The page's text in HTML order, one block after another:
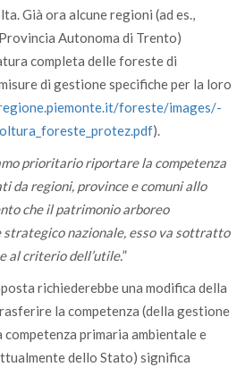
Già ora alcune regioni (ad es.,
Autonoma di Trento)
completa delle foreste di
di gestione specifiche per la loro
­foreste/­images/­
).
prioritario riportare la competenza
da regioni, province e comuni allo
che il patrimonio arboreo
nazionale, esso va sottratto
al criterio dell’utile.”
richiederebbe una modifica della
la competenza (della gestione
primaria ambientale e
dello Stato) significa